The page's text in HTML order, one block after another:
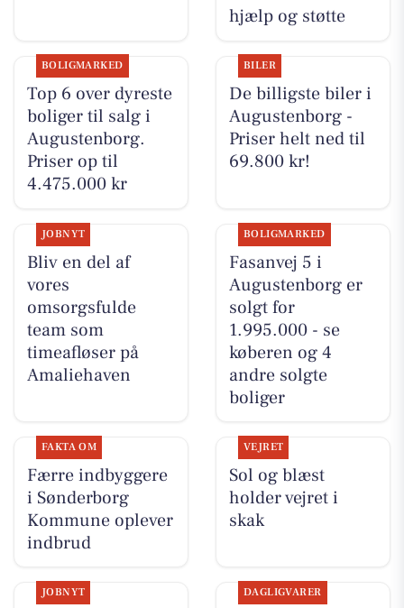
hjælp og støtte
BOLIGMARKED
Top 6 over dyreste
boliger til salg i
Augustenborg.
Priser op til
4.475.000 kr
BILER
De billigste biler i
Augustenborg -
Priser helt ned til
69.800 kr!
JOBNYT
Bliv en del af
vores
omsorgsfulde
team som
timeafløser på
Amaliehaven
BOLIGMARKED
Fasanvej 5 i
Augustenborg er
solgt for
1.995.000 - se
køberen og 4
andre solgte
boliger
FAKTA OM
Færre indbyggere
i Sønderborg
Kommune oplever
indbrud
VEJRET
Sol og blæst
holder vejret i
skak
JOBNYT DAGLIGVARER